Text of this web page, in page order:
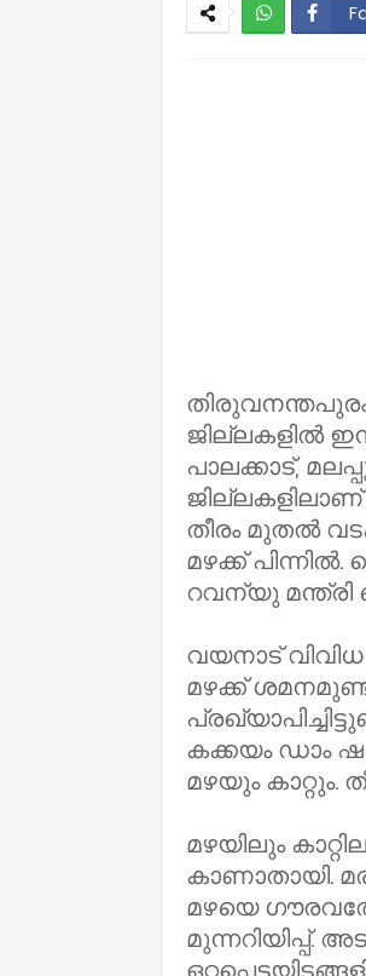
ജില്ലകളിൽ
പാലക്കാട്,
തീരം മുതൽ
മഴക്ക്
റവന്യു മന്ത്രി
വയനാട്
മഴക്ക്
കക്കയം ഡാം
മഴയും
മഴയിലും
കാണാതായി.
മഴയെ
മുന്നറിയിപ്പ്.